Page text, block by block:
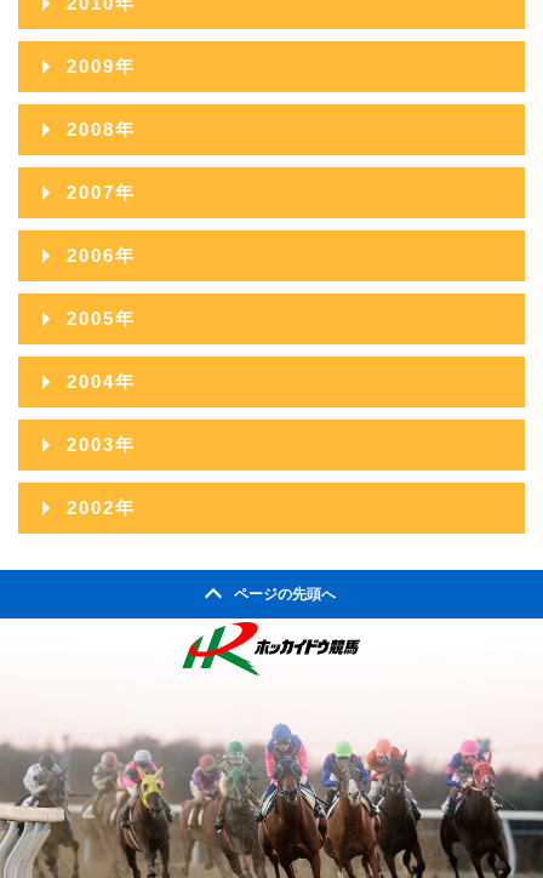
2019年01月
2018年03月
2018年02月
2018年01月
2017年03月
2017年02月
2017年01月
2016年05月
2016年03月
2016年02月
2016年01月
2015年06月
2015年05月
2015年03月
2015年02月
2015年01月
2014年08月
2014年07月
2014年06月
2014年05月
2014年03月
2014年02月
2014年01月
2013年09月
2013年08月
2013年07月
2013年06月
2013年05月
2013年03月
2013年02月
2013年01月
2012年10月
2012年09月
2012年08月
2012年07月
2012年06月
2012年05月
2012年03月
2012年02月
2012年01月
2011年11月
2011年10月
2011年09月
2011年08月
2011年07月
2011年06月
2011年05月
2011年03月
2011年02月
2010年12月
2010年11月
2010年10月
2010年09月
2010年08月
2010年07月
2010年06月
2010年05月
2010年03月
2009年
2009年12月
2009年11月
2009年10月
2009年09月
2009年08月
2009年07月
2009年06月
2009年05月
2009年03月
2008年
2008年12月
2008年11月
2008年10月
2008年09月
2008年08月
2008年07月
2008年06月
2008年05月
2008年01月
2007年
2007年12月
2007年11月
2007年10月
2007年09月
2007年08月
2007年07月
2007年02月
2007年01月
2006年
2006年12月
2006年11月
2006年10月
2006年09月
2006年08月
2006年03月
2006年02月
2006年01月
2005年
2005年12月
2005年11月
2005年10月
2005年09月
2005年08月
2005年07月
2005年04月
2005年03月
2004年
2004年12月
2004年11月
2004年10月
2004年06月
2004年05月
2004年04月
2003年
2003年12月
2003年07月
2003年06月
2003年05月
2002年
ページの先頭へ